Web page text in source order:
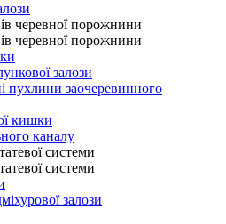
черевної порожнини
черевної порожнини
залози
пухлини заочеревинного
кишки
каналу
системи
системи
залози